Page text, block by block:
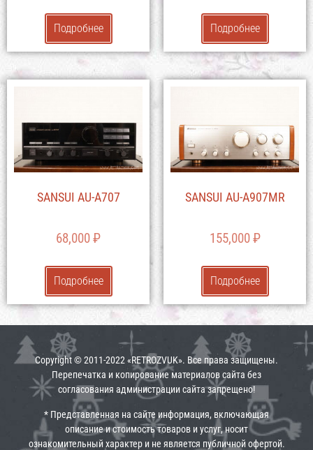
Подробнее Подробнее
SANSUI AU-A707
68,000₽
Подробнее
SANSUI AU-A907MR
155,000₽
Подробнее
Copyright © 2011-2022 «RETROZVUK». Все права защищены.
Перепечатка и копирование материалов сайта без
согласования администрации сайта запрещено!
* Представленная на сайте информация, включающая
описание и стоимость товаров и услуг, носит
ознакомительный характер и не является публичной офертой.